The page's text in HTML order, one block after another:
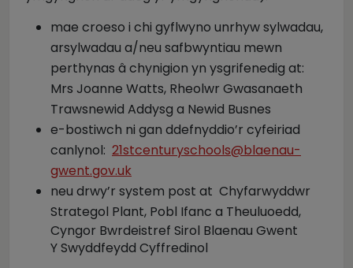
mae croeso i chi gyflwyno unrhyw sylwadau,
arsylwadau a/neu safbwyntiau mewn
perthynas â chynigion yn ysgrifenedig at:
Mrs Joanne Watts, Rheolwr Gwasanaeth
Trawsnewid Addysg a Newid Busnes
e-bostiwch ni gan ddefnyddio’r cyfeiriad
canlynol: 21stcenturyschools@blaenau-
gwent.gov.uk
neu drwy’r system post at Chyfarwyddwr
Strategol Plant, Pobl Ifanc a Theuluoedd,
Cyngor Bwrdeistref Sirol Blaenau Gwent
Y Swyddfeydd Cyffredinol